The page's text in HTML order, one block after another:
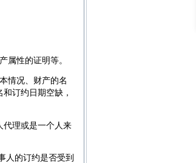
属性的证明等。
情况、财产的名
订约日期空缺，
代理或是一个人来
人的订约是否受到